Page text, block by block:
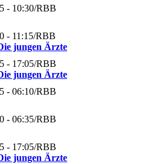
- 10:30/RBB
- 11:15/RBB
jungen Ärzte
- 17:05/RBB
jungen Ärzte
- 06:10/RBB
- 06:35/RBB
- 17:05/RBB
jungen Ärzte